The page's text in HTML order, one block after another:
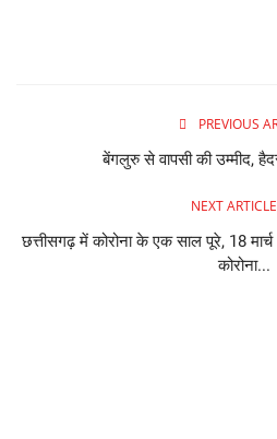
PREVIOUS
बेंगलुरु से वापसी की उम्मीद,
NEXT ARTICLE
छत्तीसगढ़ में कोरोना के एक साल पूरे, 18
कोरोना...